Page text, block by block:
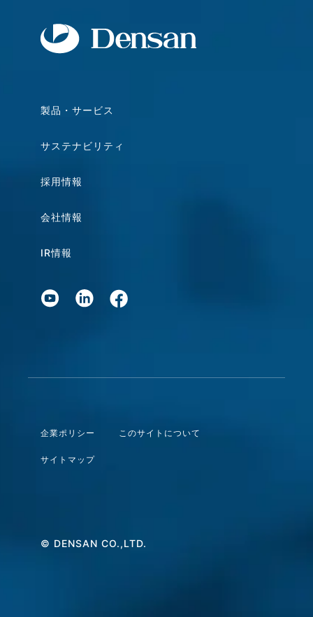
製品・サービス
サステナビリティ
採用情報
会社情報
IR情報
© DENSAN CO.,LTD.
企業ポリシー このサイトについて
サイトマップ